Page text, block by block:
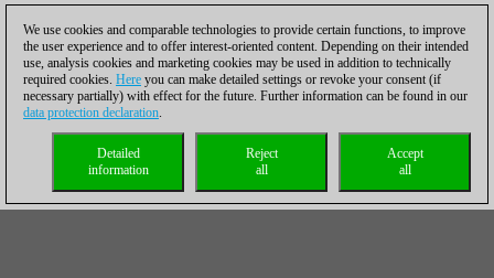
We use cookies and comparable technologies to provide certain functions, to improve
the user experience and to offer interest-oriented content. Depending on their intended
use, analysis cookies and marketing cookies may be used in addition to technically
required cookies. Here you can make detailed settings or revoke your consent (if
necessary partially) with effect for the future. Further information can be found in our
data protection declaration.
Accept
all
Reject
all
Detailed
information